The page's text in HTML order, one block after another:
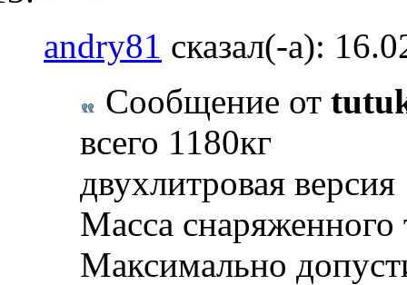
andry81 сказал(-а):
Сообщение от
всего 1180кг
двухлитровая версия
Масса снаряженного
Максимально